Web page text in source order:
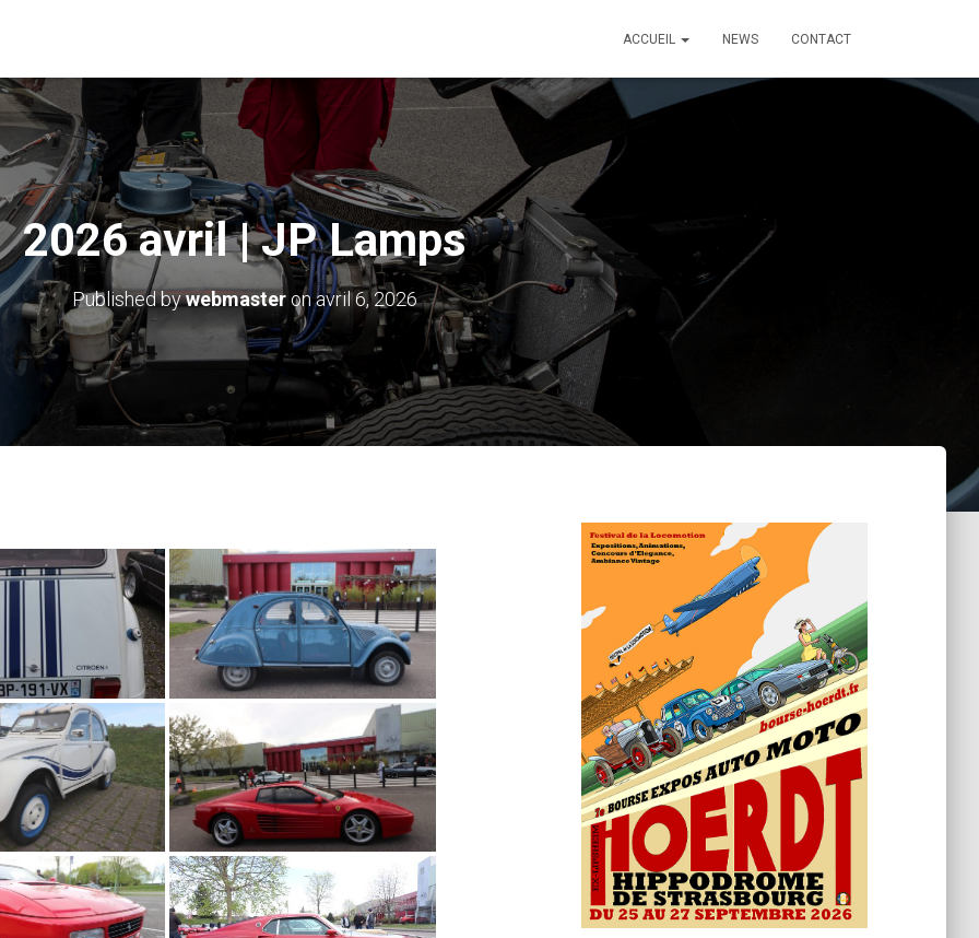
ACCUEIL NEWS CONTACT
2026 avril | JP Lamps
Published bywebmaster onavril 6, 2026